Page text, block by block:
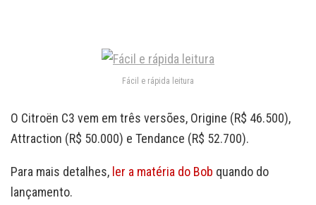
Fácil e rápida leitura
O Citroën C3 vem em três versões, Origine (R$ 46.500),
Attraction (R$ 50.000) e Tendance (R$ 52.700).
Para mais detalhes, ler a matéria do Bob quando do
lançamento.